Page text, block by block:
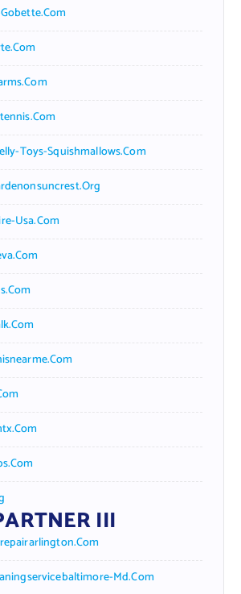
Toys-Squishmallows.com
Usa.com
III
Md.com